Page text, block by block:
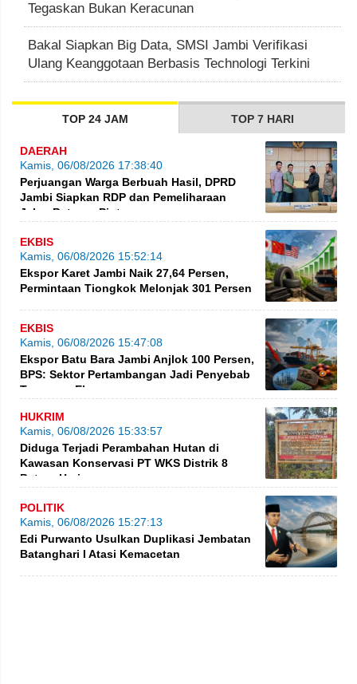
Tegaskan Bukan Keracunan
Bakal Siapkan Big Data, SMSI Jambi Verifikasi
Ulang Keanggotaan Berbasis Technologi Terkini
TOP 24 JAM TOP 7 HARI
DAERAH
Kamis, 06/08/2026 17:38:40
Perjuangan Warga Berbuah Hasil, DPRD
Jambi Siapkan RDP dan Pemeliharaan
Jalan Betung–Pintas
EKBIS
Kamis, 06/08/2026 15:52:14
Ekspor Karet Jambi Naik 27,64 Persen,
Permintaan Tiongkok Melonjak 301 Persen
EKBIS
Kamis, 06/08/2026 15:47:08
Ekspor Batu Bara Jambi Anjlok 100 Persen,
BPS: Sektor Pertambangan Jadi Penyebab
Turunnya Ekspor
HUKRIM
Kamis, 06/08/2026 15:33:57
Diduga Terjadi Perambahan Hutan di
Kawasan Konservasi PT WKS Distrik 8
BatangHari
POLITIK
Kamis, 06/08/2026 15:27:13
Edi Purwanto Usulkan Duplikasi Jembatan
Batanghari I Atasi Kemacetan